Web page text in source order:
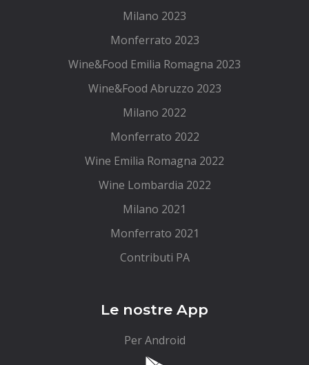
Milano 2023
Monferrato 2023
Wine&Food Emilia Romagna 2023
Wine&Food Abruzzo 2023
Milano 2022
Monferrato 2022
Wine Emilia Romagna 2022
Wine Lombardia 2022
Milano 2021
Monferrato 2021
Contributi PA
Le nostre App
Per Android